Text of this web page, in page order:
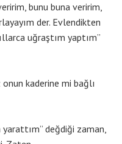
bunu buna veririm,
der. Evlendikten
uğraştım yaptım”
kaderine mi bağlı
yarattım” değdiği zaman,